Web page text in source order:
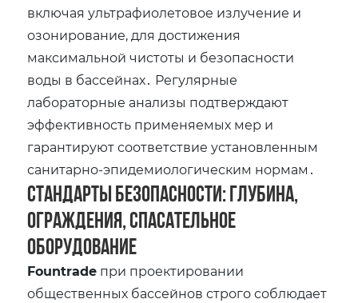
включая ультрафиолетовое излучение и
озонирование‚ для достижения
максимальной чистоты и безопасности
воды в бассейнах․ Регулярные
лабораторные анализы подтверждают
эффективность применяемых мер и
гарантируют соответствие установленным
санитарно-эпидемиологическим нормам․
Стандарты безопасности: глубина‚
ограждения‚ спасательное
оборудование
Fountrade при проектировании
общественных бассейнов строго соблюдает